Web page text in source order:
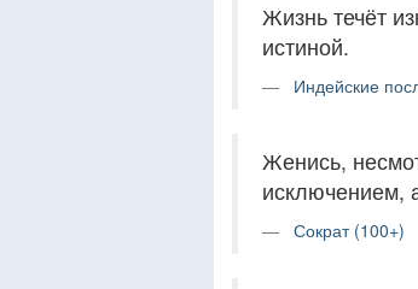
Жизнь течёт
истиной.
Индейские
Женись,
исключением,
Сократ (100+)